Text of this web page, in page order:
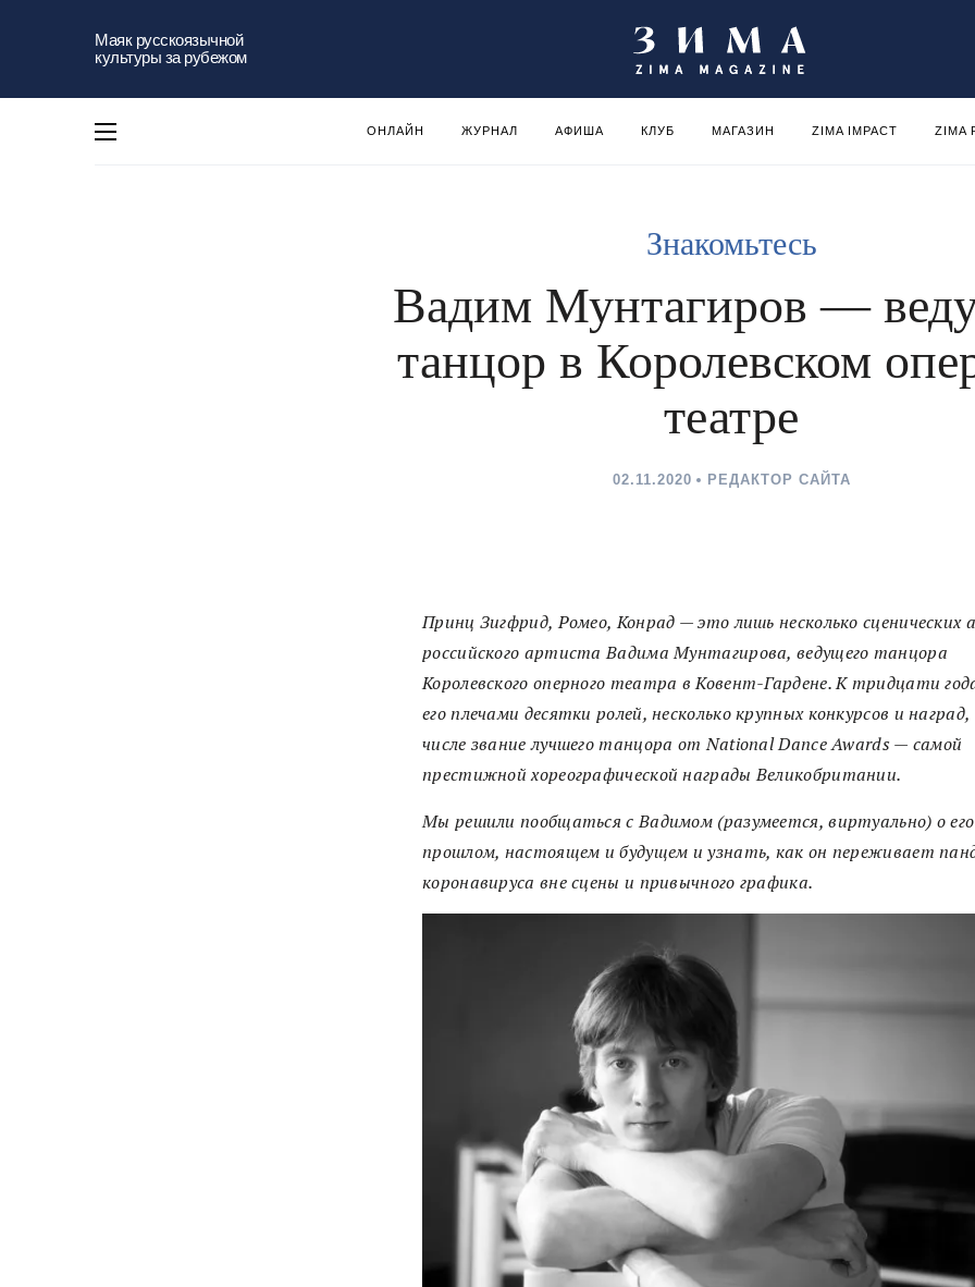
Маяк русскоязычной
культуры за рубежом
ОНЛАЙН ЖУРНАЛ АФИША КЛУБ МАГАЗИН ZIMA IMPACT ZIMA
Знакомьтесь
Вадим Мунтагиров —
танцор в Королевском
театре
02.11.2020 РЕДАКТОР САЙТА
Принц Зигфрид, Ромео, Конрад — это лишь несколько сценических
российского артиста Вадима Мунтагирова, ведущего танцора
Королевского оперного театра в Ковент-Гардене. К тридцати
его плечами десятки ролей, несколько крупных конкурсов и
числе звание лучшего танцора от National Dance Awards — самой
престижной хореографической награды Великобритании.
Мы решили пообщаться с Вадимом (разумеется, виртуально) о его
прошлом, настоящем и будущем и узнать, как он переживает
коронавируса вне сцены и привычного графика.